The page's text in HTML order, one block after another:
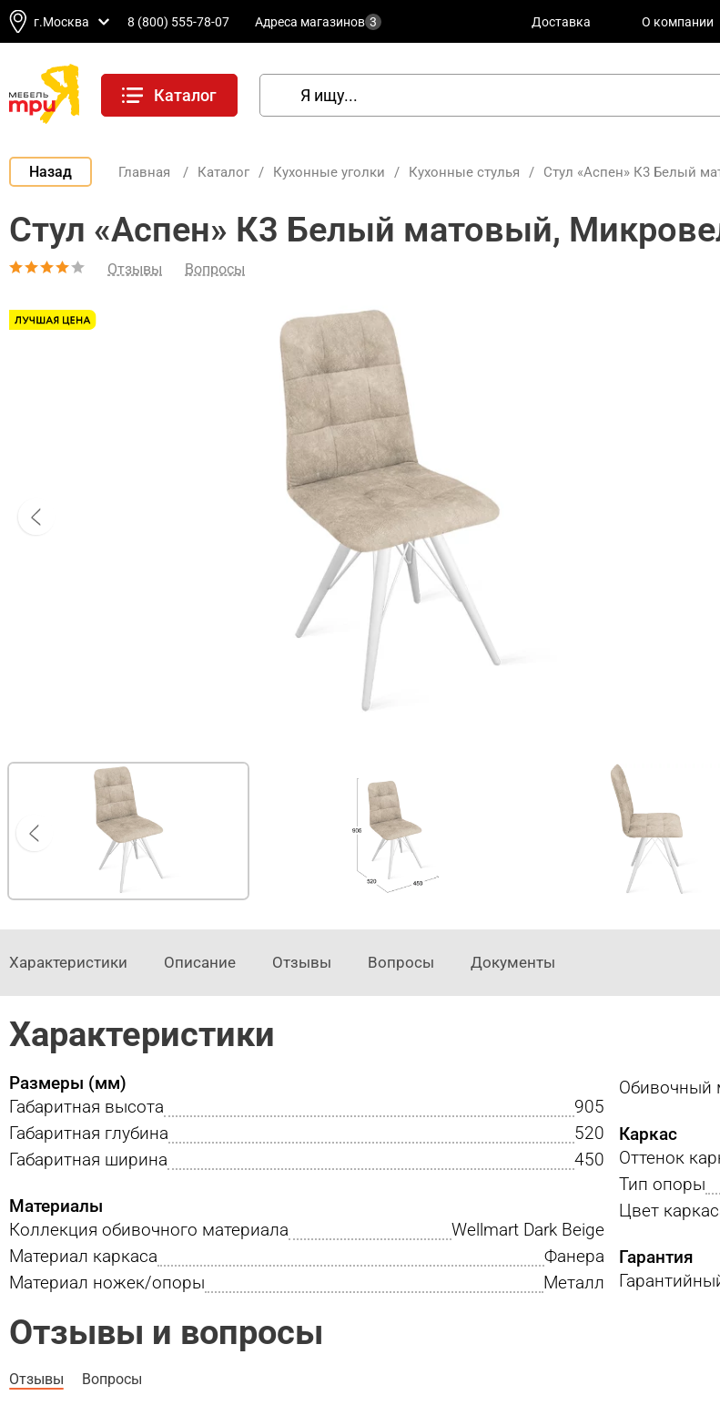
г.Москва 8 (800) 555-78-07 Адреса магазинов 3 Доставка О компании
Каталог
Назад Главная / Каталог / Кухонные уголки / Кухонные стулья / Стул «Аспен» К3 Белый
Стул «Аспен» К3 Белый матовый,
Отзывы Вопросы
Характеристики Описание Отзывы Вопросы Документы
Характеристики
Размеры (мм)
Габаритная высота
905
Габаритная глубина
520
Габаритная ширина
450
Материалы
Коллекция обивочного материала
Wellmart Dark Beige
Материал каркаса
Фанера
Материал ножек/опоры
Металл
Обивочный
Каркас
Оттенок
Тип опоры
Цвет
Гарантия
Отзывы и вопросы
Отзывы Вопросы